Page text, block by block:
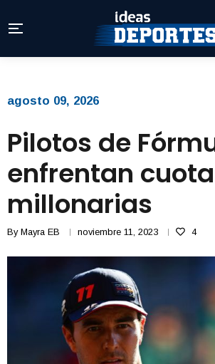
agosto 09, 2026
Pilotos de
enfrentan
millonarias
By Mayra EB noviembre 11, 2023 4